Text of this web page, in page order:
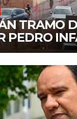
TRAMO
PEDRO